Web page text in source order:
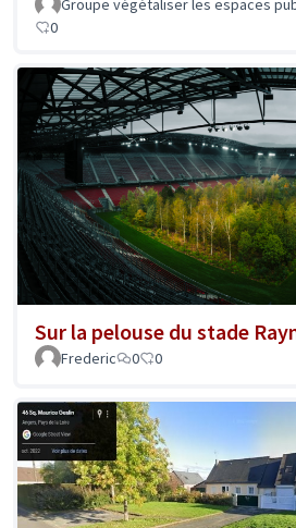
Groupe végétaliser les espaces
0
Sur la pelouse du stade
Frederic 0 0